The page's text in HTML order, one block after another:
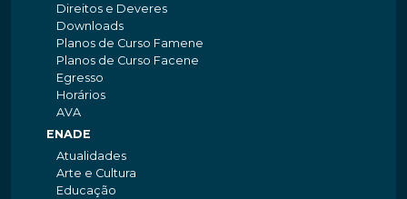
Direitos e Deveres
Downloads
Planos de Curso Famene
Planos de Curso Facene
Egresso
Horários
AVA
ENADE
Atualidades
Arte e Cultura
Educação